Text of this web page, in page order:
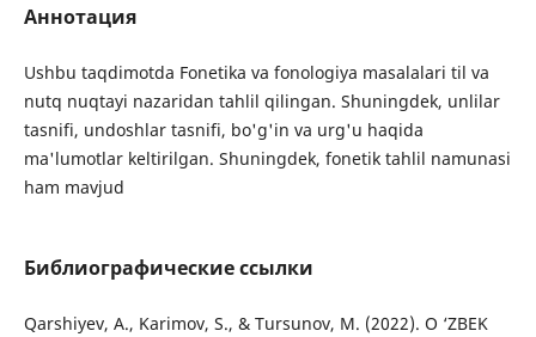
Аннотация
Ushbu taqdimotda Fonetika va fonologiya masalalari til va
nutq nuqtayi nazaridan tahlil qilingan. Shuningdek, unlilar
tasnifi, undoshlar tasnifi, bo'g'in va urg'u haqida
ma'lumotlar keltirilgan. Shuningdek, fonetik tahlil namunasi
ham mavjud
Библиографические ссылки
Qarshiyev, A., Karimov, S., & Tursunov, M. (2022). O ‘ZBEK